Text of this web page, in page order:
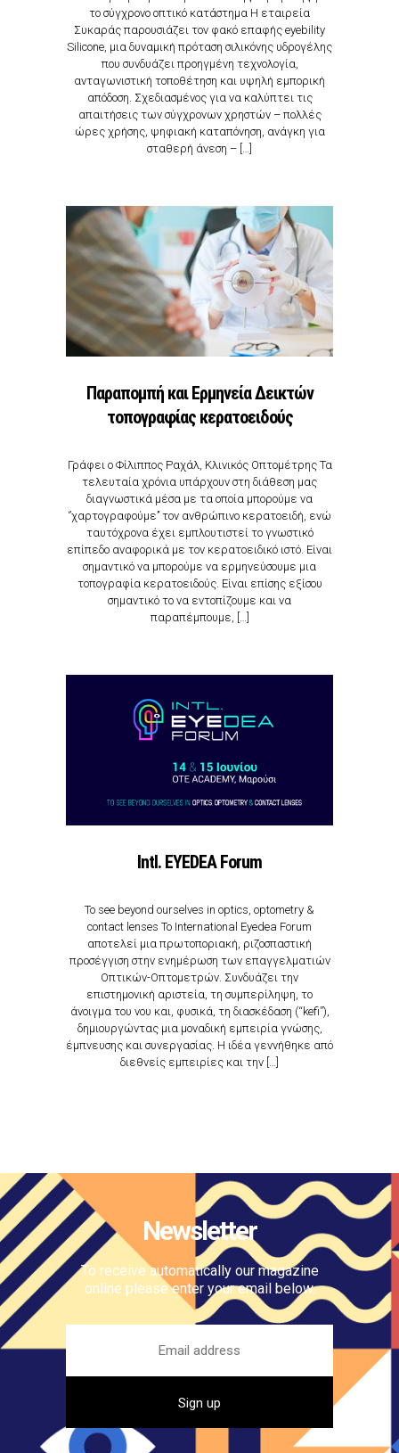
το σύγχρονο οπτικό κατάστημα Η εταιρεία
Συκαράς παρουσιάζει τον φακό επαφής eyebility
Silicone, μια δυναμική πρόταση σιλικόνης υδρογέλης
που συνδυάζει προηγμένη τεχνολογία,
ανταγωνιστική τοποθέτηση και υψηλή εμπορική
απόδοση. Σχεδιασμένος για να καλύπτει τις
απαιτήσεις των σύγχρονων χρηστών – πολλές
ώρες χρήσης, ψηφιακή καταπόνηση, ανάγκη για
σταθερή άνεση – […]
Παραπομπή και Ερμηνεία Δεικτών
τοπογραφίας κερατοειδούς
Γράφει o Φίλιππος Ραχάλ, Κλινικός Οπτομέτρης Τα
τελευταία χρόνια υπάρχουν στη διάθεση μας
διαγνωστικά μέσα με τα οποία μπορούμε να
‘’χαρτογραφούμε’’ τον ανθρώπινο κερατοειδή, ενώ
ταυτόχρονα έχει εμπλουτιστεί το γνωστικό
επίπεδο αναφορικά με τον κερατοειδικό ιστό. Είναι
σημαντικό να μπορούμε να ερμηνεύσουμε μια
τοπογραφία κερατοειδούς. Είναι επίσης εξίσου
σημαντικό το να εντοπίζουμε και να
παραπέμπουμε, […]
Intl. ΕYEDEA Forum
To see beyond ourselves in optics, optometry &
contact lenses Το International Eyedea Forum
αποτελεί μια πρωτοποριακή, ριζοσπαστική
προσέγγιση στην ενημέρωση των επαγγελματιών
Οπτικών-Οπτομετρών. Συνδυάζει την
επιστημονική αριστεία, τη συμπερίληψη, το
άνοιγμα του νου και, φυσικά, τη διασκέδαση (“kefi”),
δημιουργώντας μια μοναδική εμπειρία γνώσης,
έμπνευσης και συνεργασίας. Η ιδέα γεννήθηκε από
διεθνείς εμπειρίες και την […]
Newsletter
To receive automatically our magazine
online please enter your email below.